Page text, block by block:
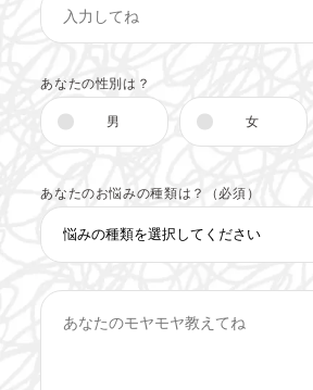
あなたの性別は？
男 女
あなたのお悩みの種類は？（必須）